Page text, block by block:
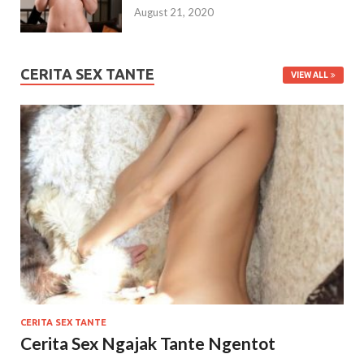
August 21, 2020
CERITA SEX TANTE VIEW ALL
CERITA SEX TANTE
Cerita Sex Ngajak Tante Ngentot